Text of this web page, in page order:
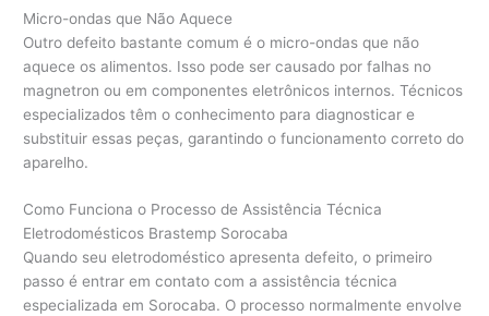
Micro-ondas que Não Aquece
Outro defeito bastante comum é o micro-ondas que não
aquece os alimentos. Isso pode ser causado por falhas no
magnetron ou em componentes eletrônicos internos. Técnicos
especializados têm o conhecimento para diagnosticar e
substituir essas peças, garantindo o funcionamento correto do
aparelho.
Como Funciona o Processo de Assistência Técnica
Eletrodomésticos Brastemp Sorocaba
Quando seu eletrodoméstico apresenta defeito, o primeiro
passo é entrar em contato com a assistência técnica
especializada em Sorocaba. O processo normalmente envolve